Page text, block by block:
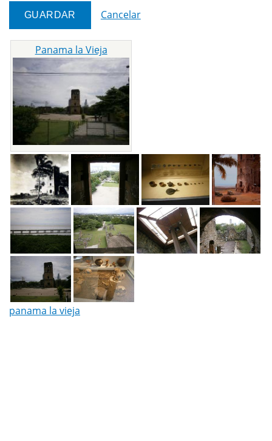
Cancelar
Panama la Vieja
panama la vieja